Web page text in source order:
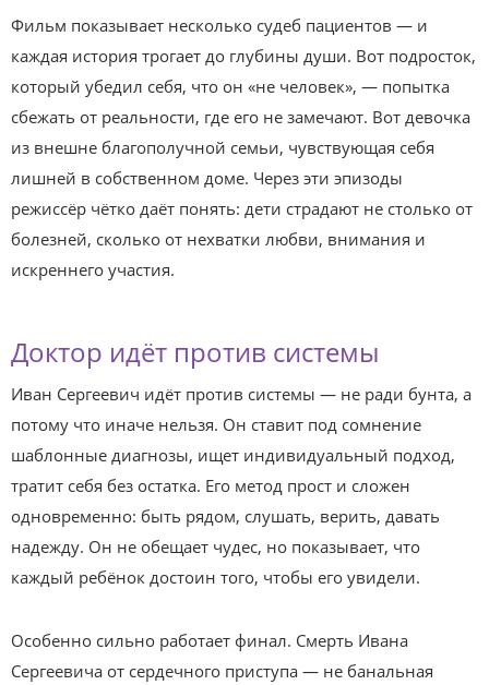
Фильм показывает несколько судеб пациентов — и
каждая история трогает до глубины души. Вот подросток,
который убедил себя, что он «не человек», — попытка
сбежать от реальности, где его не замечают. Вот девочка
из внешне благополучной семьи, чувствующая себя
лишней в собственном доме. Через эти эпизоды
режиссёр чётко даёт понять: дети страдают не столько от
болезней, сколько от нехватки любви, внимания и
искреннего участия.
Доктор идёт против системы
Иван Сергеевич идёт против системы — не ради бунта, а
потому что иначе нельзя. Он ставит под сомнение
шаблонные диагнозы, ищет индивидуальный подход,
тратит себя без остатка. Его метод прост и сложен
одновременно: быть рядом, слушать, верить, давать
надежду. Он не обещает чудес, но показывает, что
каждый ребёнок достоин того, чтобы его увидели.
Особенно сильно работает финал. Смерть Ивана
Сергеевича от сердечного приступа — не банальная